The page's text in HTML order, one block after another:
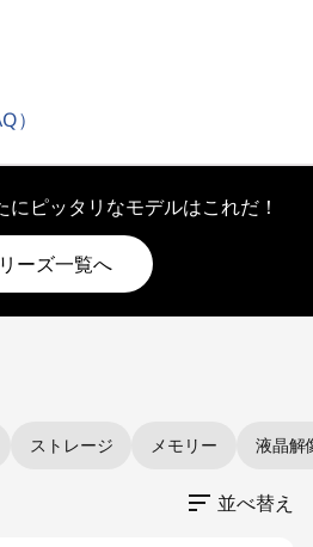
）
にピッタリなモデルはこれだ！
ーズ一覧へ
ストレージ メモリー 液晶解
並べ替え